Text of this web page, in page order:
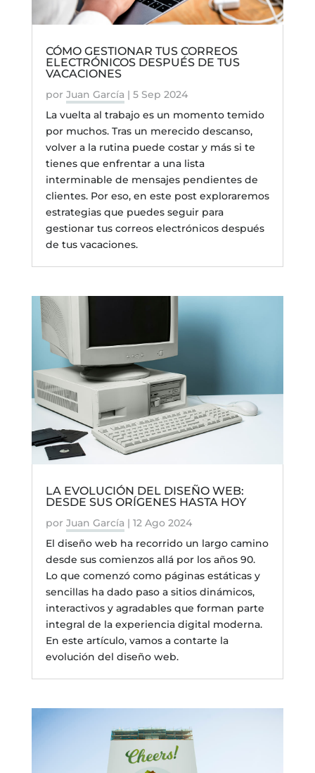
CÓMO GESTIONAR TUS CORREOS
ELECTRÓNICOS DESPUÉS DE TUS
VACACIONES
por Juan García | 5 Sep 2024
La vuelta al trabajo es un momento temido
por muchos. Tras un merecido descanso,
volver a la rutina puede costar y más si te
tienes que enfrentar a una lista
interminable de mensajes pendientes de
clientes. Por eso, en este post exploraremos
estrategias que puedes seguir para
gestionar tus correos electrónicos después
de tus vacaciones.
LA EVOLUCIÓN DEL DISEÑO WEB:
DESDE SUS ORÍGENES HASTA HOY
por Juan García | 12 Ago 2024
El diseño web ha recorrido un largo camino
desde sus comienzos allá por los años 90.
Lo que comenzó como páginas estáticas y
sencillas ha dado paso a sitios dinámicos,
interactivos y agradables que forman parte
integral de la experiencia digital moderna.
En este artículo, vamos a contarte la
evolución del diseño web.